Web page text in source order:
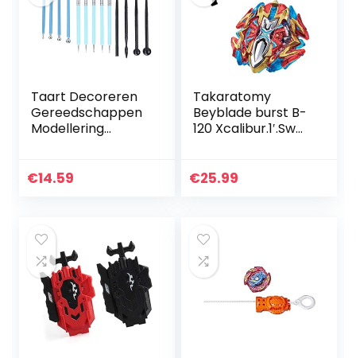
Taart Decoreren
Gereedschappen
Modellering
Decorating Mold
€14.59
Takaratomy
Beyblade burst B-
120 Xcalibur.1′.Sw
Starter w /
€25.99